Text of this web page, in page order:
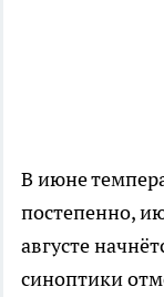
В июне
постепенно,
августе
синоптики